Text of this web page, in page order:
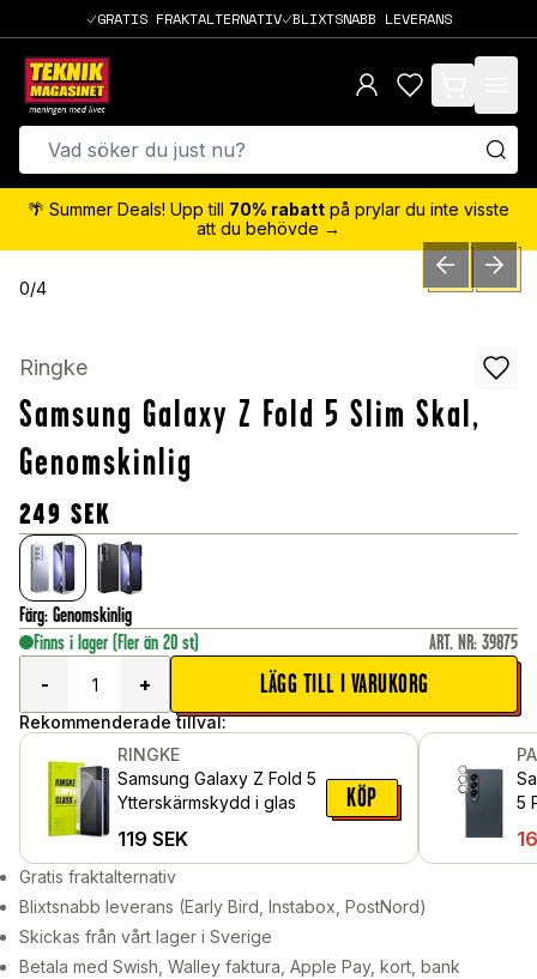
GRATIS FRAKTALTERNATIV BLIXTSNABB LEVERANS
items in cart,
🌴 Summer Deals! Upp till 70% rabatt på prylar du inte visste
att du behövde →
0/4 PREVIOUSNEXT
Ringke
Samsung Galaxy Z Fold 5 Slim Skal,
Genomskinlig
249 SEK
Färg: Genomskinlig
Finns i lager (Fler än 20 st) ART. NR: 39875
-
+ LÄGG TILL I VARUKORG
Rekommenderade tillval:
RINGKE
Samsung Galaxy Z Fold 5
Ytterskärmskydd i glas
119 SEK
KÖP
5
Gratis fraktalternativ
Blixtsnabb leverans (Early Bird, Instabox, PostNord)
Skickas från vårt lager i Sverige
Betala med Swish, Walley faktura, Apple Pay, kort, bank